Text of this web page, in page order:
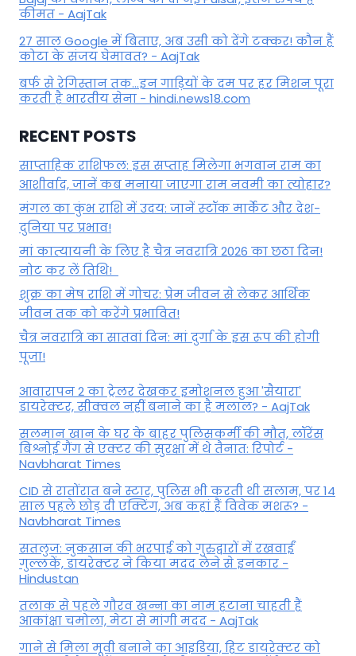
कीमत - AajTak
27 साल Google में बिताए, अब उसी को देंगे टक्कर! कौन हैं
कोटा के संजय घेमावत? - AajTak
बर्फ से रेगिस्तान तक...इन गाड़ियों के दम पर हर मिशन पूरा
करती है भारतीय सेना - hindi.news18.com
RECENT POSTS
साप्ताहिक राशिफल: इस सप्ताह मिलेगा भगवान राम का
आशीर्वाद, जानें कब मनाया जाएगा राम नवमी का त्योहार?
मंगल का कुंभ राशि में उदय: जानें स्‍टॉक मार्केट और देश-
दुनिया पर प्रभाव!
मां कात्‍यायनी के लिए है चैत्र नवरात्रि 2026 का छठा दिन!
नोट कर लें तिथि!
शुक्र का मेष राशि में गोचर: प्रेम जीवन से लेकर आर्थिक
जीवन तक को करेंगे प्रभावित!
चैत्र नवरात्रि का सातवां दिन: मां दुर्गा के इस रूप की होगी
पूजा!
आवारापन 2 का ट्रेलर देखकर इमोशनल हुआ 'सैयारा'
डायरेक्टर, सीक्वल नहीं बनाने का है मलाल? - AajTak
सलमान खान के घर के बाहर पुलिसकर्मी की मौत, लॉरेंस
बिश्नोई गैंग से एक्टर की सुरक्षा में थे तैनात: रिपोर्ट -
Navbharat Times
CID से रातोंरात बने स्टार, पुलिस भी करती थी सलाम, पर 14
साल पहले छोड़ दी एक्टिंग, अब कहां हैं विवेक मशरू? -
Navbharat Times
सतलुज: नुकसान की भरपाई को गुरुद्वारों में रखवाईं
गुल्लकें, डायरेक्टर ने किया मदद लेने से इनकार -
Hindustan
तलाक से पहले गौरव खन्ना का नाम हटाना चाहती हैं
आकांक्षा चमोला, मेटा से मांगी मदद - AajTak
गाने से मिला मूवी बनाने का आइडिया, हिट डायरेक्टर को